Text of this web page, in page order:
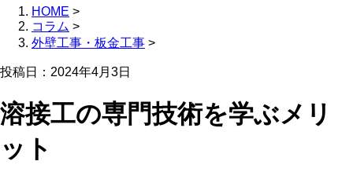
HOME >
コラム >
外壁工事・板金工事 >
投稿日：2024年4月3日
溶接工の専門技術を学ぶメリ
ット